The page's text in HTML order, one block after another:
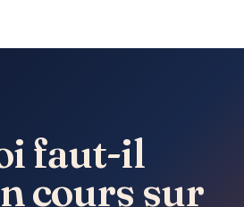
faut-il
cours sur